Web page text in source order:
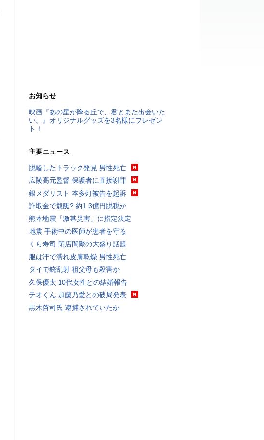
お知らせ
映画『あの星が降る丘で、君とまた出会いた
い。』オリジナルグッズを3名様にプレゼン
ト！
主要ニュース
脱輪したトラック発見 男性死亡
広陵高元監督 保護者に直接謝罪
銀メダリスト 本多灯被告を起訴
詐取金で競艇? 約1.3億円脱税か
熊本地震「激甚災害」に指定決定
地震 手術中の医師が患者を守る
くら寿司 閉店間際の大盛り話題
服は汗で濡れ皮膚乾燥 男性死亡
タイで銃乱射 祖父母も殺害か
久保優太 10代女性との結婚報告
テオくん 加藤乃愛との破局発表
黒木啓司氏 逮捕されていたか